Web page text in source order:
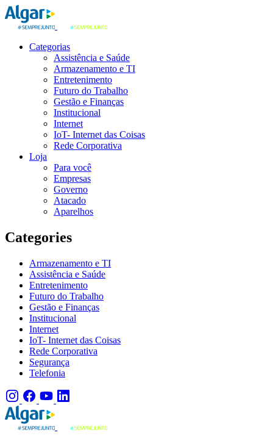
Categorias
Assistência e Saúde
Armazenamento e TI
Entretenimento
Futuro do Trabalho
Gestão e Finanças
Institucional
Internet
IoT- Internet das Coisas
Rede Corporativa
Loja
Para você
Empresas
Governo
Atacado
Aparelhos
Categories
Armazenamento e TI
Assistência e Saúde
Entretenimento
Futuro do Trabalho
Gestão e Finanças
Institucional
Internet
IoT- Internet das Coisas
Rede Corporativa
Segurança
Telefonia